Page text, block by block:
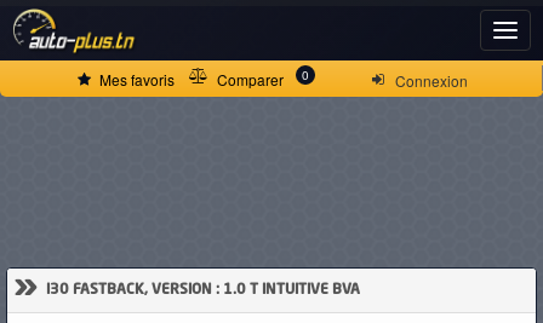
Connexion
Mes favoris Comparer 0
» I30 FASTBACK, VERSION : 1.0 T INTUITIVE BVA
ACCUEIL